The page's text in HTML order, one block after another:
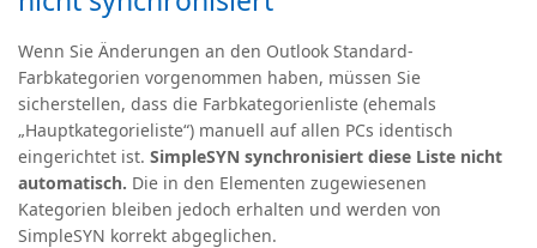
Wenn Sie Änderungen an den Outlook Standard-
Farbkategorien vorgenommen haben, müssen Sie
sicherstellen, dass die Farbkategorienliste (ehemals
„Hauptkategorieliste“) manuell auf allen PCs identisch
eingerichtet ist. SimpleSYN synchronisiert diese Liste nicht
automatisch. Die in den Elementen zugewiesenen
Kategorien bleiben jedoch erhalten und werden von
SimpleSYN korrekt abgeglichen.